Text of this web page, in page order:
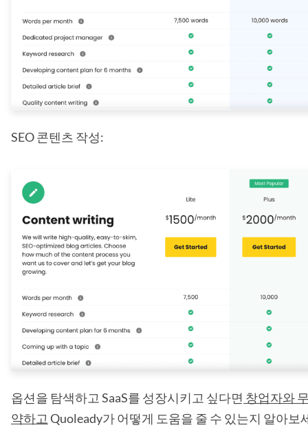
SEO 콘텐츠 작성:
옵션을 탐색하고 SaaS를 성장시키고 싶다면 창업자와
약하고 Quoleady가 어떻게 도움을 줄 수 있는지 알아보